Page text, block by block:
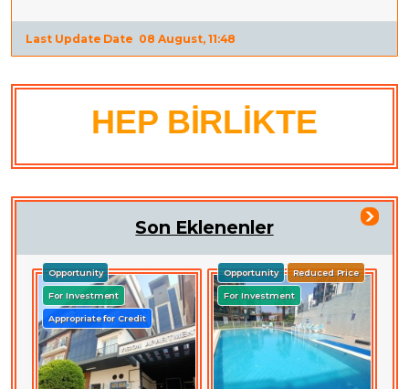
Last Update Date 08 August, 11:48
HEP BİRLİKTE
Son Eklenenler
Opportunity
For Investment
Appropriate for Credit
Opportunity Reduced Price
For Investment